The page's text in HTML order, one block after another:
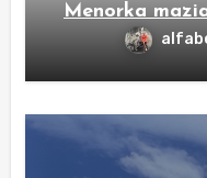
Menorka